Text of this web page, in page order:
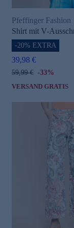
Pfeffinger Fashion
Shirt mit V-
-20% EXTRA
39,98 €
59,99 € -33%
VERSAND GRATIS